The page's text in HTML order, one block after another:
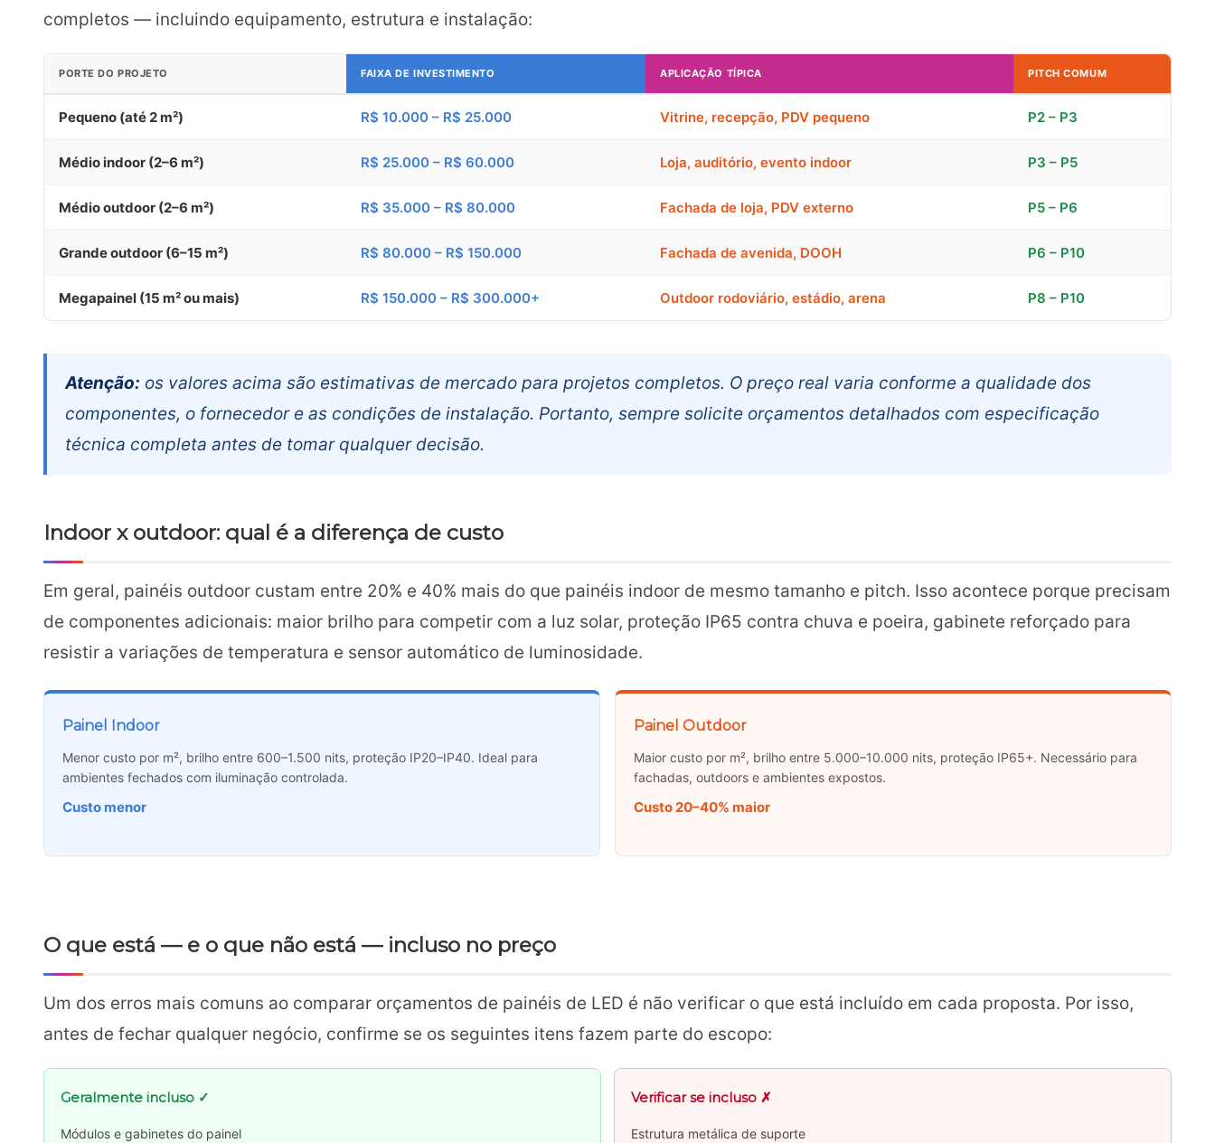
completos — incluindo equipamento, estrutura e instalação:
PORTE DO PROJETO FAIXA DE INVESTIMENTO APLICAÇÃO TÍPICA PITCH COMUM
Pequeno (até 2 m²) R$ 10.000 – R$ 25.000 Vitrine, recepção, PDV pequeno P2 – P3
Médio indoor (2–6 m²) R$ 25.000 – R$ 60.000 Loja, auditório, evento indoor P3 – P5
Médio outdoor (2–6 m²) R$ 35.000 – R$ 80.000 Fachada de loja, PDV externo P5 – P6
Grande outdoor (6–15 m²) R$ 80.000 – R$ 150.000 Fachada de avenida, DOOH P6 – P10
Megapainel (15 m² ou mais) R$ 150.000 – R$ 300.000+ Outdoor rodoviário, estádio, arena P8 – P10
Atenção: os valores acima são estimativas de mercado para projetos completos. O preço real varia conforme a qualidade dos
componentes, o fornecedor e as condições de instalação. Portanto, sempre solicite orçamentos detalhados com especificação
técnica completa antes de tomar qualquer decisão.
Indoor x outdoor: qual é a diferença de custo
Em geral, painéis outdoor custam entre 20% e 40% mais do que painéis indoor de mesmo tamanho e pitch. Isso acontece porque precisam
de componentes adicionais: maior brilho para competir com a luz solar, proteção IP65 contra chuva e poeira, gabinete reforçado para
resistir a variações de temperatura e sensor automático de luminosidade.
Painel Indoor
Menor custo por m², brilho entre 600–1.500 nits, proteção IP20–IP40. Ideal para
ambientes fechados com iluminação controlada.
Custo menor
Painel Outdoor
Maior custo por m², brilho entre 5.000–10.000 nits, proteção IP65+. Necessário para
fachadas, outdoors e ambientes expostos.
Custo 20–40% maior
O que está — e o que não está — incluso no preço
Um dos erros mais comuns ao comparar orçamentos de painéis de LED é não verificar o que está incluído em cada proposta. Por isso,
antes de fechar qualquer negócio, confirme se os seguintes itens fazem parte do escopo:
Geralmente incluso ✓
Módulos e gabinetes do painel
Verificar se incluso ✗
Estrutura metálica de suporte